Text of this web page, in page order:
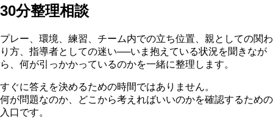
30分整理相談
プレー、環境、練習、チーム内での立ち位置、親としての関わ
り方、指導者としての迷い──いま抱えている状況を聞きなが
ら、何が引っかかっているのかを一緒に整理します。
すぐに答えを決めるための時間ではありません。
何が問題なのか、どこから考えればいいのかを確認するための
入口です。